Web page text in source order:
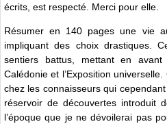
écrits, est respecté. Merci pour elle.
Résumer en 140 pages une vie
impliquant des choix drastiques.
sentiers battus, mettant en
Calédonie et l’Exposition
chez les connaisseurs qui
réservoir de découvertes introduit
l’époque que je ne dévoilerai pas